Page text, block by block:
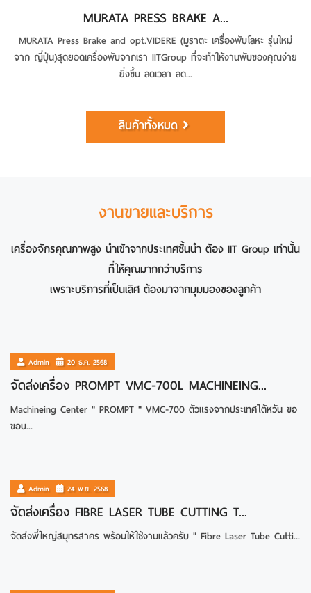
MURATA PRESS BRAKE A...
MURATA Press Brake and opt.VIDERE (มูราตะ เครื่องพับโลหะ รุ่นใหม่
จาก ญี่ปุ่น)สุดยอดเครื่องพับจากเรา IITGroup ที่จะทำให้งานพับของคุณง่าย
ยิ่งขึ้น ลดเวลา ลด...
สินค้าทั้งหมด
งานขายและบริการ
เครื่องจักรคุณภาพสูง นำเข้าจากประเทศชั้นนำ ต้อง IIT Group เท่านั้น
ที่ให้คุณมากกว่าบริการ
เพราะบริการที่เป็นเลิศ ต้องมาจากมุมมองของลูกค้า
Admin 20 ธ.ค. 2568
จัดส่งเครื่อง PROMPT VMC-700L MACHINEING...
Machineing Center " PROMPT " VMC-700 ตัวแรงจากประเทศไต้หวัน ขอ
ขอบ...
Admin 24 พ.ย. 2568
จัดส่งเครื่อง FIBRE LASER TUBE CUTTING T...
จัดส่งพี่ใหญ่สมุทรสาคร พร้อมให้ใช้งานแล้วครับ " Fibre Laser Tube Cutti...